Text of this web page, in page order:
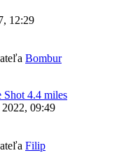
12:29
Bombur
4.4 miles
2022, 09:49
Filip